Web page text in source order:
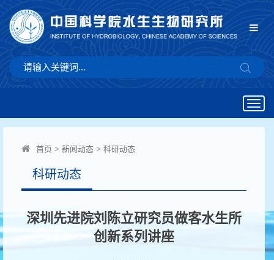
首页 > 新闻动态 > 科研动态
科研动态
深圳先进院刘陈立研究员做客水生所
创新系列讲座